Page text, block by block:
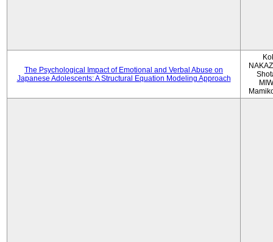
The Psychological Impact of Emotional and Verbal Abuse on
Japanese Adolescents: A Structural Equation Modeling Approach